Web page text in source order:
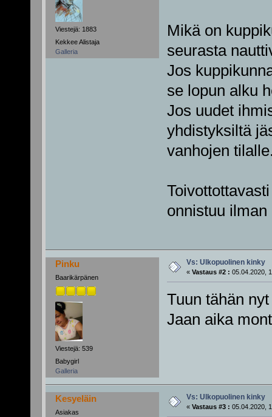
Viestejä: 1883
Kekkee Alistaja
Galleria
Mikä on
seurasta
Jos
se lopun alku
Jos uudet
yhdistyksiltä
vanhojen
onnistuu
Pinku
Baarikärpänen
Viestejä: 539
Babygirl
Galleria
Vs: Ulkopuolinen kinky
« Vastaus #2 : 05.04.2020,
Tuun tähän
Jaan aika
Kesyeläin
Asiakas
Vs: Ulkopuolinen kinky
« Vastaus #3 : 05.04.2020,